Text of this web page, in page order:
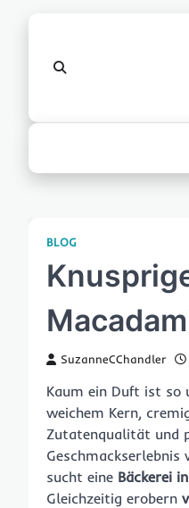
BLOG
SuzanneCChandler
Kaum ein Duft ist so
weichem Kern,
Zutatenqualität und
sucht eine Bäckerei
Gleichzeitig erobern